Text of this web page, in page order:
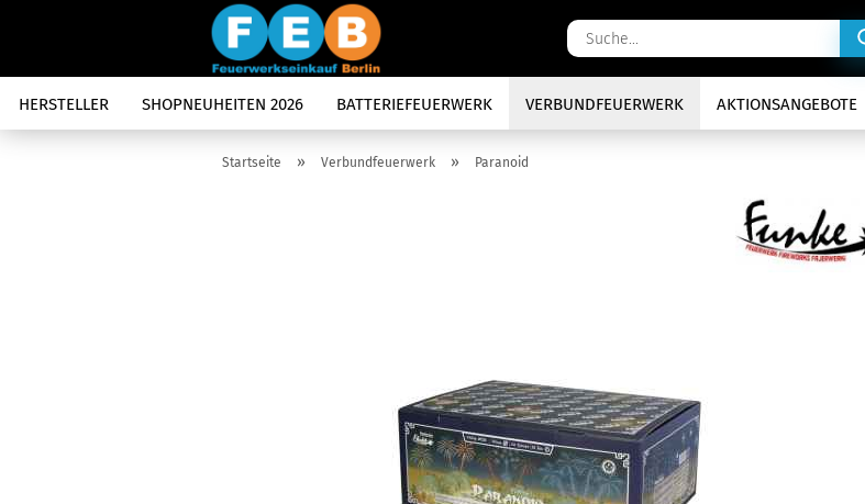
HERSTELLER SHOPNEUHEITEN 2026 BATTERIEFEUERWERK VERBUNDFEUERWERK AKTIONSANGEBOTE
Startseite » Verbundfeuerwerk » Paranoid